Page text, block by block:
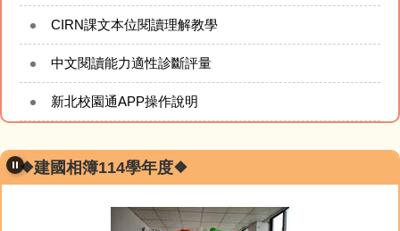
CIRN課文本位閱讀理解教學
中文閱讀能力適性診斷評量
新北校園通APP操作說明
❖建國相簿114學年度❖